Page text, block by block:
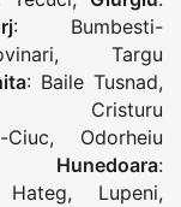
: Bumbesti-
, Targu
: Baile Tusnad,
Cristuru
Ciuc, Odorheiu
Hunedoara:
Hateg, Lupeni,